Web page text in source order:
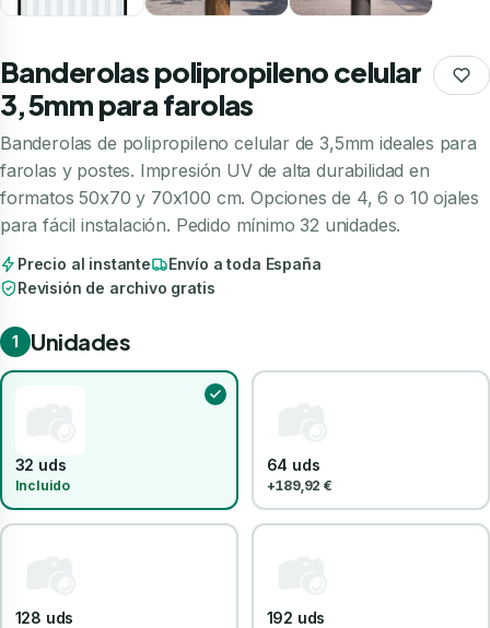
Banderolas polipropileno celular
3,5mm para farolas
Banderolas de polipropileno celular de 3,5mm ideales para
farolas y postes. Impresión UV de alta durabilidad en
formatos 50x70 y 70x100 cm. Opciones de 4, 6 o 10 ojales
para fácil instalación. Pedido mínimo 32 unidades.
Precio al instante
Envío a toda España
Revisión de archivo gratis
1 Unidades
32 uds
Incluido
64 uds
+189,92 €
128 uds 192 uds